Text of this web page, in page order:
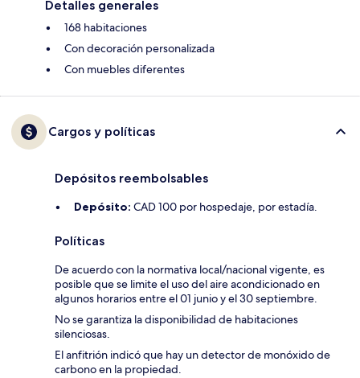
Detalles generales
168 habitaciones
Con decoración personalizada
Con muebles diferentes
Cargos y políticas
Depósitos reembolsables
Depósito: CAD 100 por hospedaje, por estadía.
Políticas
De acuerdo con la normativa local/nacional vigente, es
posible que se limite el uso del aire acondicionado en
algunos horarios entre el 01 junio y el 30 septiembre.
No se garantiza la disponibilidad de habitaciones
silenciosas.
El anfitrión indicó que hay un detector de monóxido de
carbono en la propiedad.